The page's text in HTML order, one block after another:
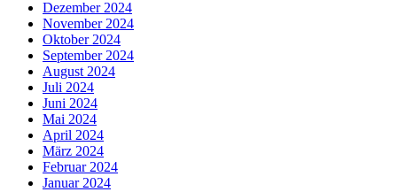
Dezember 2024
November 2024
Oktober 2024
September 2024
August 2024
Juli 2024
Juni 2024
Mai 2024
April 2024
März 2024
Februar 2024
Januar 2024